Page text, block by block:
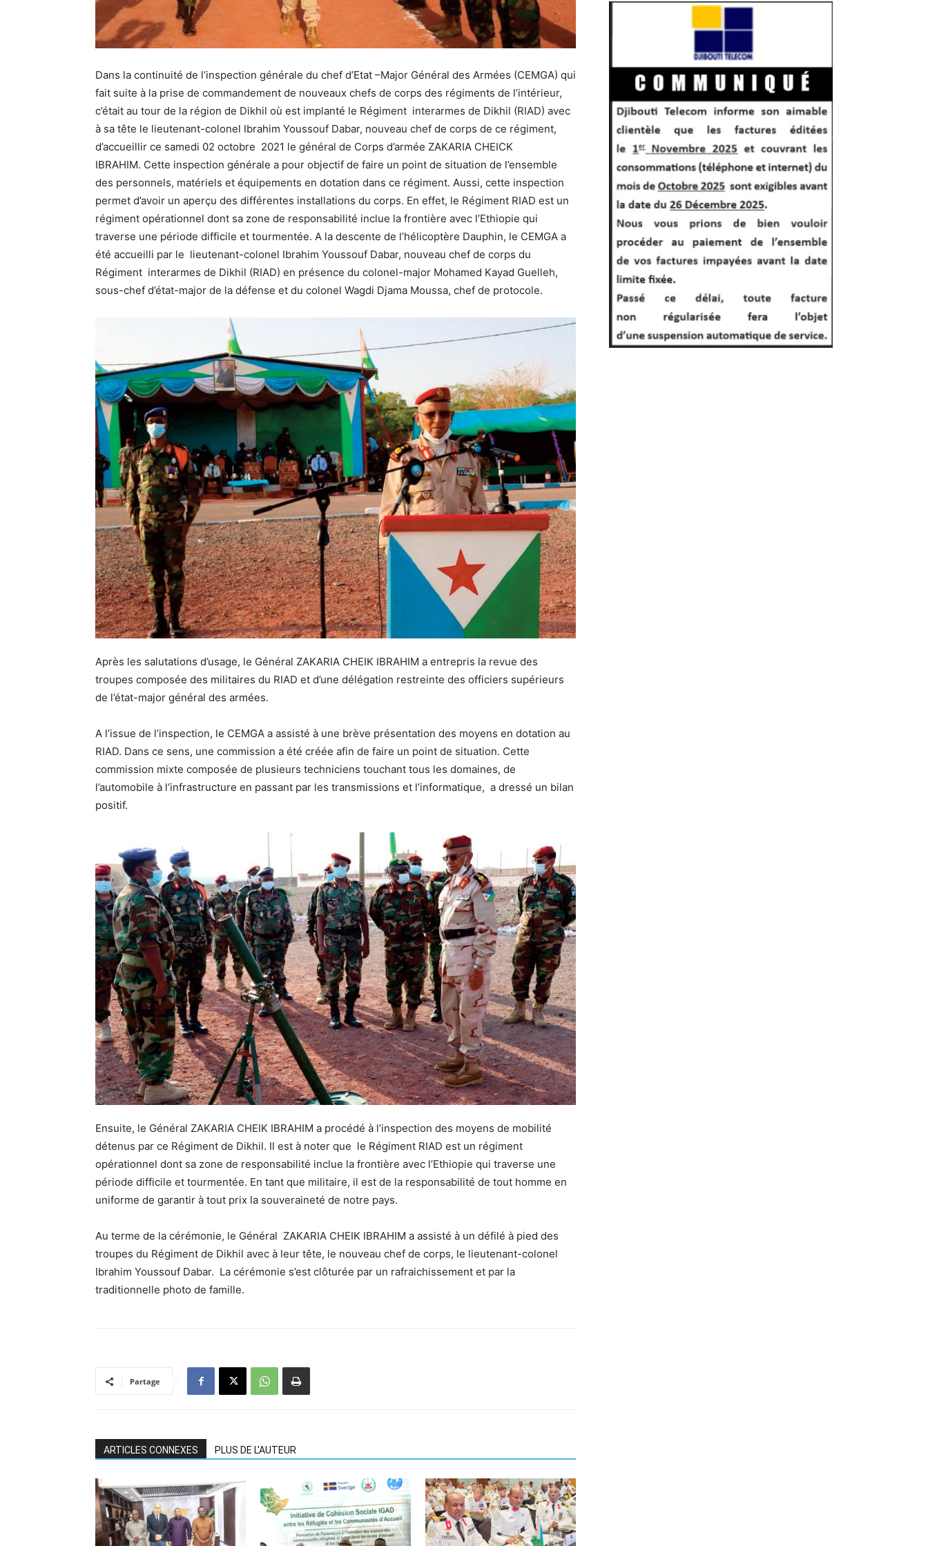
Dans la continuité de l’inspection générale du chef d’Etat –Major Général des Armées (CEMGA) qui
fait suite à la prise de commandement de nouveaux chefs de corps des régiments de l’intérieur,
c’était au tour de la région de Dikhil où est implanté le Régiment interarmes de Dikhil (RIAD) avec
à sa tête le lieutenant-colonel Ibrahim Youssouf Dabar, nouveau chef de corps de ce régiment,
d’accueillir ce samedi 02 octobre 2021 le général de Corps d’armée ZAKARIA CHEICK
IBRAHIM. Cette inspection générale a pour objectif de faire un point de situation de l’ensemble
des personnels, matériels et équipements en dotation dans ce régiment. Aussi, cette inspection
permet d’avoir un aperçu des différentes installations du corps. En effet, le Régiment RIAD est un
régiment opérationnel dont sa zone de responsabilité inclue la frontière avec l’Ethiopie qui
traverse une période difficile et tourmentée. A la descente de l’hélicoptère Dauphin, le CEMGA a
été accueilli par le lieutenant-colonel Ibrahim Youssouf Dabar, nouveau chef de corps du
Régiment interarmes de Dikhil (RIAD) en présence du colonel-major Mohamed Kayad Guelleh,
sous-chef d’état-major de la défense et du colonel Wagdi Djama Moussa, chef de protocole.
Après les salutations d’usage, le Général ZAKARIA CHEIK IBRAHIM a entrepris la revue des
troupes composée des militaires du RIAD et d’une délégation restreinte des officiers supérieurs
de l’état-major général des armées.
A l’issue de l’inspection, le CEMGA a assisté à une brève présentation des moyens en dotation au
RIAD. Dans ce sens, une commission a été créée afin de faire un point de situation. Cette
commission mixte composée de plusieurs techniciens touchant tous les domaines, de
l’automobile à l’infrastructure en passant par les transmissions et l’informatique, a dressé un bilan
positif.
Ensuite, le Général ZAKARIA CHEIK IBRAHIM a procédé à l’inspection des moyens de mobilité
détenus par ce Régiment de Dikhil. Il est à noter que le Régiment RIAD est un régiment
opérationnel dont sa zone de responsabilité inclue la frontière avec l’Ethiopie qui traverse une
période difficile et tourmentée. En tant que militaire, il est de la responsabilité de tout homme en
uniforme de garantir à tout prix la souveraineté de notre pays.
Au terme de la cérémonie, le Général ZAKARIA CHEIK IBRAHIM a assisté à un défilé à pied des
troupes du Régiment de Dikhil avec à leur tête, le nouveau chef de corps, le lieutenant-colonel
Ibrahim Youssouf Dabar. La cérémonie s’est clôturée par un rafraichissement et par la
traditionnelle photo de famille.
Partage
ARTICLES CONNEXES PLUS DE L'AUTEUR